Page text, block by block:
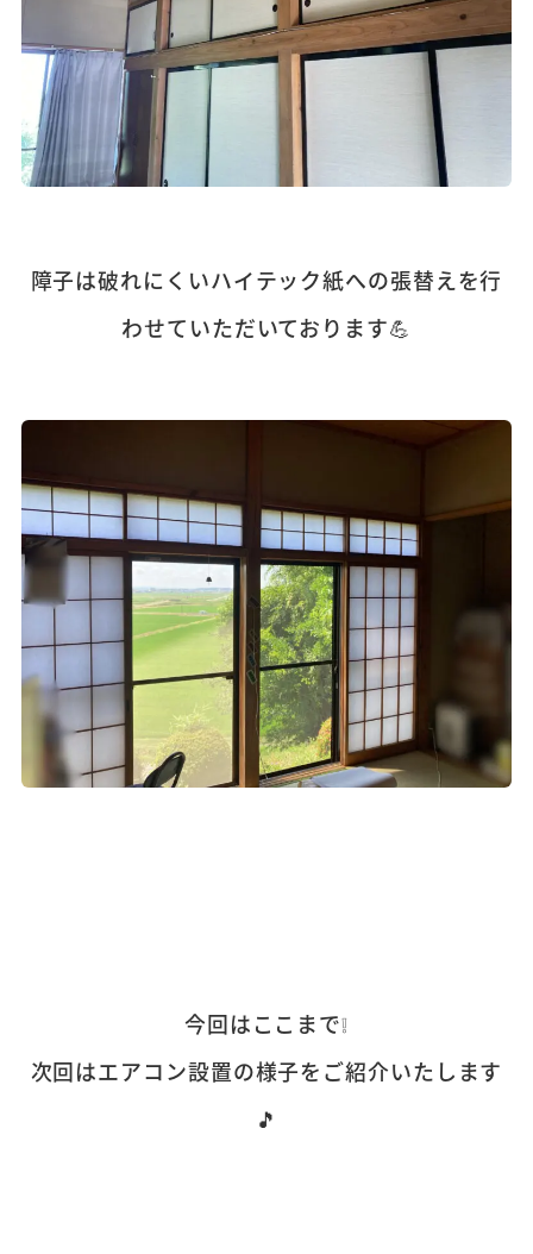
障子は破れにくいハイテック紙への張替えを行
わせていただいております💪
今回はここまで❕
次回はエアコン設置の様子をご紹介いたします
🎵